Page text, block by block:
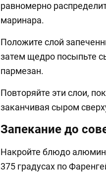
равномерно
маринара.
Положите слой
затем щедро посыпьте
пармезан.
Повторяйте эти слои,
заканчивая сыром
Запекание до
Накройте блюдо
375 градусах по